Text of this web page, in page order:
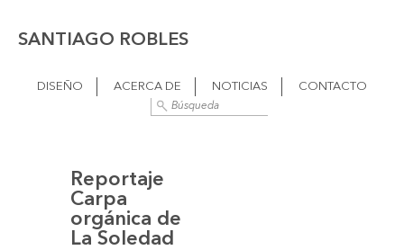
SANTIAGO ROBLES
DISEÑO ACERCA DE NOTICIAS CONTACTO
Reportaje
Carpa
orgánica de
La Soledad